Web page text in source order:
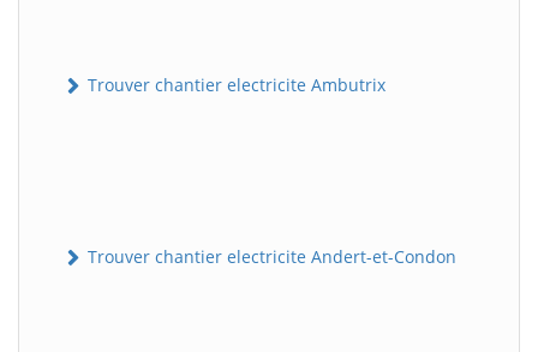
Trouver chantier electricite Ambutrix
Trouver chantier electricite Andert-et-Condon